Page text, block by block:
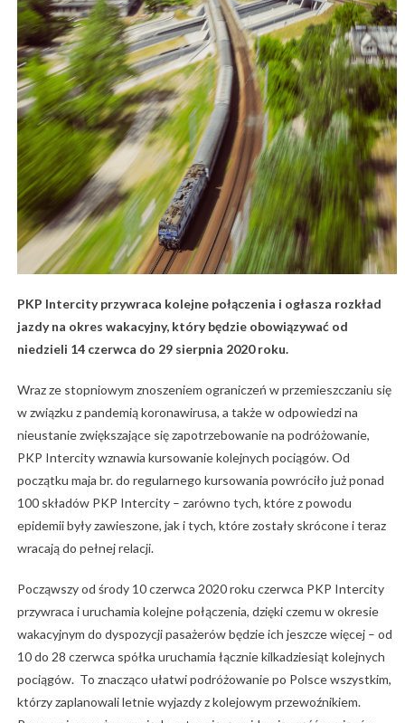
PKP Intercity przywraca kolejne połączenia i ogłasza rozkład
jazdy na okres wakacyjny, który będzie obowiązywać od
niedzieli 14 czerwca do 29 sierpnia 2020 roku.
Wraz ze stopniowym znoszeniem ograniczeń w przemieszczaniu się
w związku z pandemią koronawirusa, a także w odpowiedzi na
nieustanie zwiększające się zapotrzebowanie na podróżowanie,
PKP Intercity wznawia kursowanie kolejnych pociągów. Od
początku maja br. do regularnego kursowania powróciło już ponad
100 składów PKP Intercity – zarówno tych, które z powodu
epidemii były zawieszone, jak i tych, które zostały skrócone i teraz
wracają do pełnej relacji.
Począwszy od środy 10 czerwca 2020 roku czerwca PKP Intercity
przywraca i uruchamia kolejne połączenia, dzięki czemu w okresie
wakacyjnym do dyspozycji pasażerów będzie ich jeszcze więcej – od
10 do 28 czerwca spółka uruchamia łącznie kilkadziesiąt kolejnych
pociągów. To znacząco ułatwi podróżowanie po Polsce wszystkim,
którzy zaplanowali letnie wyjazdy z kolejowym przewoźnikiem.